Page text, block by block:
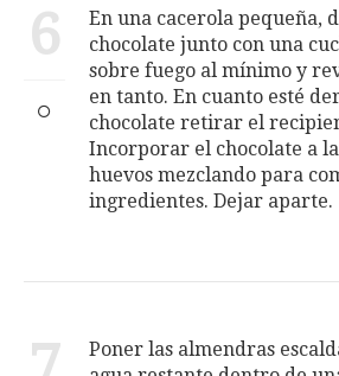
6
En una cacerola pequeña,
chocolate junto con una
sobre fuego al mínimo y
en tanto. En cuanto esté
chocolate retirar el
Incorporar el chocolate a
huevos mezclando para
ingredientes. Dejar aparte.
Poner las almendras